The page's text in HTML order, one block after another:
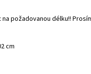
na požadovanou délku!!
cm